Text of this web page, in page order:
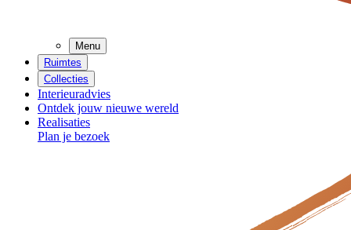
Menu
Ruimtes
Collecties
Interieuradvies
Ontdek jouw nieuwe wereld
Realisaties
Plan je bezoek